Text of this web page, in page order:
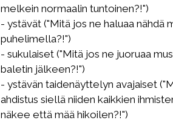
melkein normaalin tuntoinen?!")
- ystävät ("Mitä jos ne haluaa nähdä
puhelimella?!")
- sukulaiset ("Mitä jos ne juoruaa
baletin jälkeen?!")
- ystävän taidenäyttelyn avajaiset
ahdistus siellä niiden kaikkien
näkee että mää hikoilen?!")